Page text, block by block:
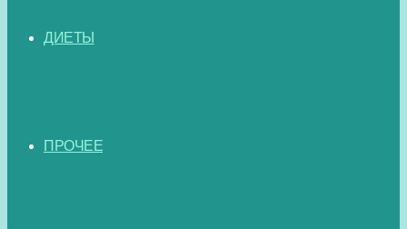
ДИЕТЫ
ПРОЧЕЕ